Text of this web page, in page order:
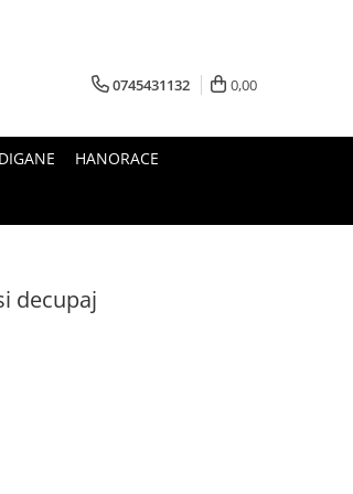
0745431132 0,00
HANORACE
decupaj